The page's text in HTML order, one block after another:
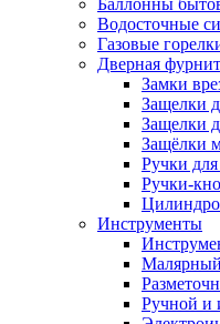
Водосточные
Газовые
Дверная
Замки
Защелки
Защелки
Защёлки
Ручки
Ручки-
Инструменты
Ручной и